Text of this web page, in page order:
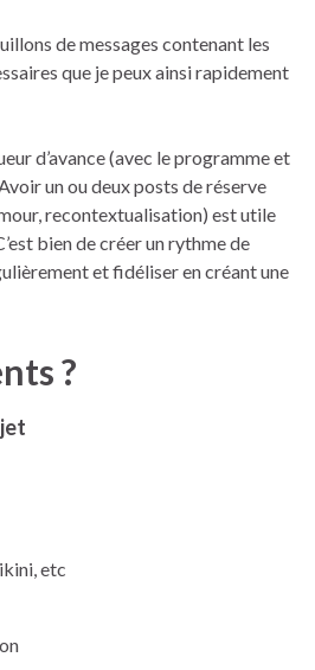
de messages contenant les
que je peux ainsi rapidement
d’avance (avec le programme et
un ou deux posts de réserve
recontextualisation) est utile
bien de créer un rythme de
et fidéliser en créant une
?
etc